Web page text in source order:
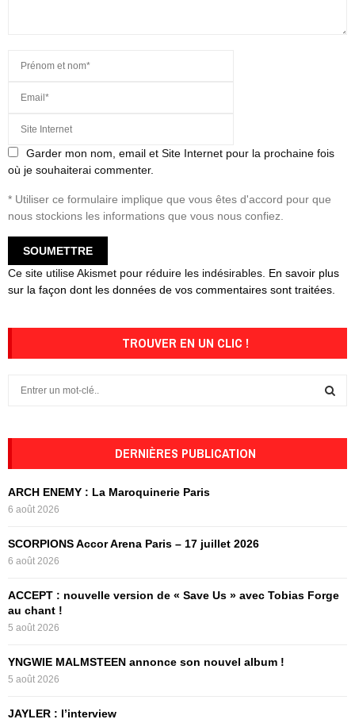
Garder mon nom, email et Site Internet pour la prochaine fois
où je souhaiterai commenter.
* Utiliser ce formulaire implique que vous êtes d'accord pour que
nous stockions les informations que vous nous confiez.
Ce site utilise Akismet pour réduire les indésirables. En savoir plus
sur la façon dont les données de vos commentaires sont traitées
TROUVER EN UN CLIC !
o
r
DERNIÈRES PUBLICATION
ARCH ENEMY : La Maroquinerie Paris
6 août 2026
SCORPIONS Accor Arena Paris – 17 juillet 2026
6 août 2026
ACCEPT : nouvelle version de « Save Us » avec Tobias Forge
au chant !
5 août 2026
YNGWIE MALMSTEEN annonce son nouvel album !
5 août 2026
JAYLER : l’interview